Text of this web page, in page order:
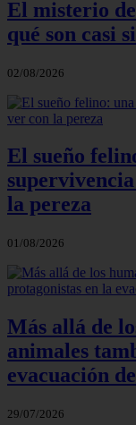
El misterio
qué son casi
02/08/2026
El sueño
la pereza
01/08/2026
Más allá de
animales
evacuación
29/07/2026